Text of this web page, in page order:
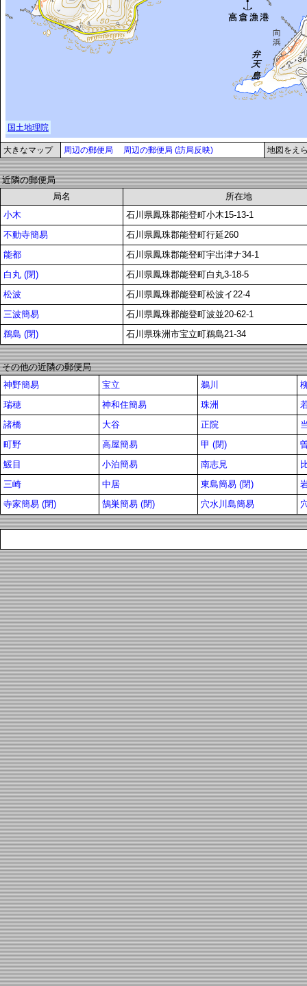
大きなマップ 周辺の郵便局 周辺の郵便局 (訪局反映) 地図をえ
近隣の郵便局
局名
所在地
小木
石川県鳳珠郡能登町小木15-13-1
不動寺簡易
石川県鳳珠郡能登町行延260
能都
石川県鳳珠郡能登町宇出津ナ34-1
白丸 (閉)
石川県鳳珠郡能登町白丸3-18-5
松波
石川県鳳珠郡能登町松波イ22-4
三波簡易
石川県鳳珠郡能登町波並20-62-1
鵜島 (閉)
石川県珠洲市宝立町鵜島21-34
その他の近隣の郵便局
神野簡易
宝立 鵜川
瑞穂
神和住簡易 珠洲
諸橋
大谷 正院
町野
高屋簡易 甲 (閉)
鰀目
小泊簡易 南志見
三崎
中居 東島簡易 (閉)
寺家簡易 (閉)
鵠巣簡易 (閉) 穴水川島簡易